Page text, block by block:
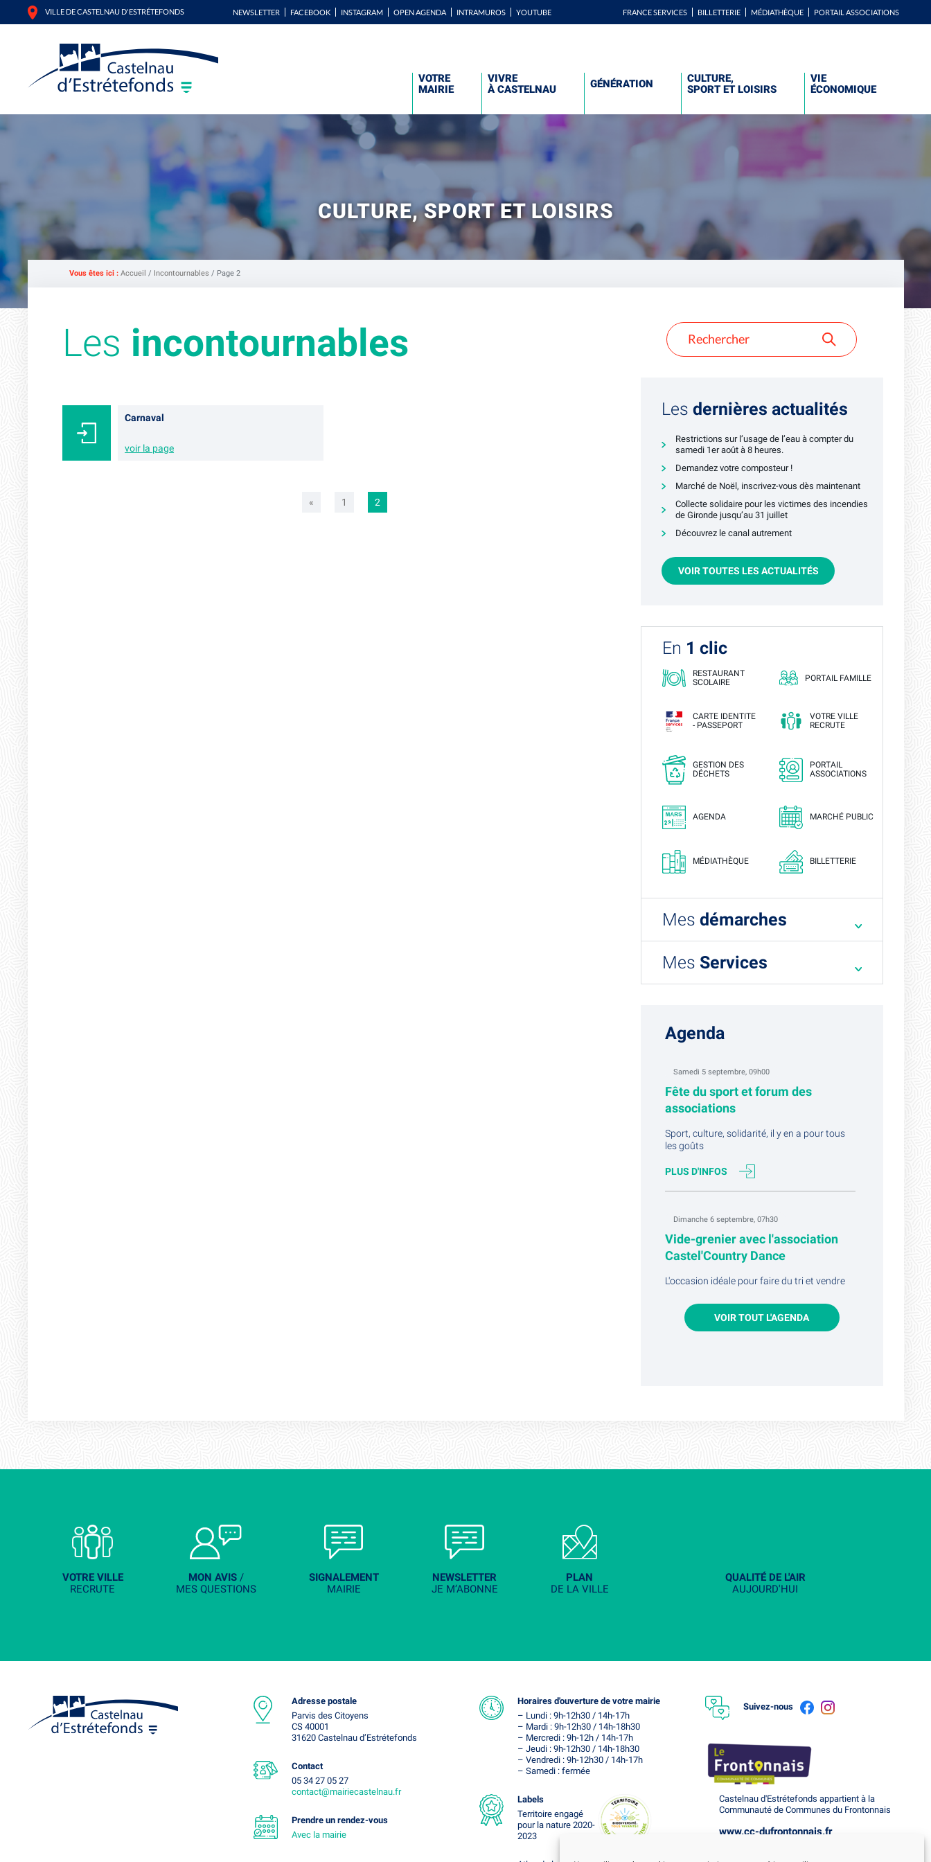
VILLE DE CASTELNAU D'ESTRÉTEFONDS NEWSLETTER FACEBOOK INSTAGRAM OPEN AGENDA INTRAMUROS YOUTUBE FRANCE SERVICES BILLETTERIE MÉDIATHÈQUE PORTAIL ASSOCIATIONS
VOTRE
MAIRIE
VIVRE
À CASTELNAU
GÉNÉRATION
CULTURE,
SPORT ET LOISIRS
VIE
ÉCONOMIQUE
CULTURE, SPORT ET LOISIRS
Vous êtes ici : Accueil / Incontournables / Page 2
Les incontournables
Carnaval
voir la page
« 1 2
Les dernières actualités
Restrictions sur l’usage de l’eau à compter du
samedi 1er août à 8 heures.
Demandez votre composteur !
Marché de Noël, inscrivez-vous dès maintenant
Collecte solidaire pour les victimes des incendies
de Gironde jusqu’au 31 juillet
Découvrez le canal autrement
VOIR TOUTES LES ACTUALITÉS
En 1 clic
RESTAURANT
SCOLAIRE
PORTAIL FAMILLE
CARTE IDENTITE
- PASSEPORT
VOTRE VILLE
RECRUTE
GESTION DES
DÉCHETS
PORTAIL
ASSOCIATIONS
AGENDA MARCHÉ PUBLIC
MÉDIATHÈQUE BILLETTERIE
Mes démarches
Mes Services
Agenda
Samedi 5 septembre, 09h00
Fête du sport et forum des
associations
Sport, culture, solidarité, il y en a pour tous
les goûts
PLUS D'INFOS
Dimanche 6 septembre, 07h30
Vide-grenier avec l'association
Castel'Country Dance
L'occasion idéale pour faire du tri et vendre
chiner et trouver la perle rare.
PLUS D'INFOS
VOIR TOUT L'AGENDA
VOTRE VILLE
RECRUTE
MON AVIS/
MES QUESTIONS
SIGNALEMENT
MAIRIE
NEWSLETTER
JE M’ABONNE
PLAN
DE LA VILLE
QUALITÉ DE L'AIR
AUJOURD'HUI
Adresse postale
Parvis des Citoyens
CS 40001
31620 Castelnau d’Estrétefonds
Contact
05 34 27 05 27
contact@mairiecastelnau.fr
Prendre un rendez-vous
Avec la mairie
Horaires d'ouverture de votre mairie
– Lundi : 9h-12h30 / 14h-17h
– Mardi : 9h-12h30 / 14h-18h30
– Mercredi : 9h-12h / 14h-17h
– Jeudi : 9h-12h30 / 14h-18h30
– Vendredi : 9h-12h30 / 14h-17h
– Samedi : fermée
Labels
Territoire engagé
pour la nature 2020-
2023
Suivez-nous
Castelnau d'Estrétefonds appartient à la
Communauté de Communes du Frontonnais
www.cc-dufrontonnais.fr